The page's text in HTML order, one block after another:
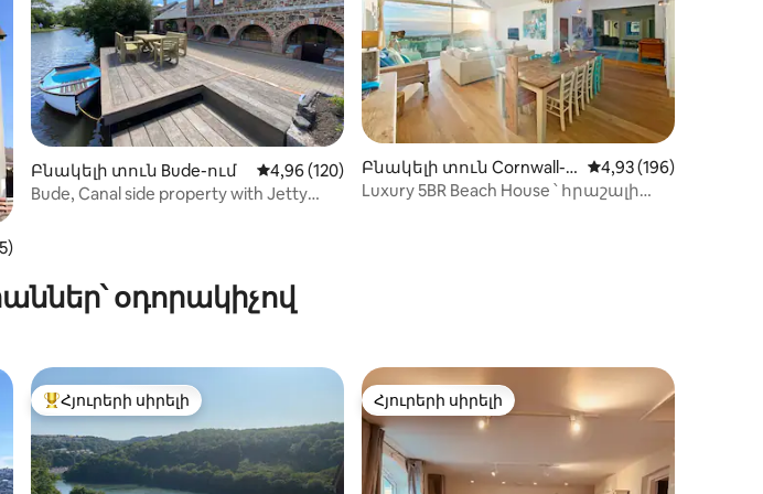
5-ից 4,92, 155 կարծիք
Բնակելի տուն Bude-ում Միջին վարկանիշը՝ 5-ից 4,96, 120 կարծիք
4,96 (120)
Bude, Canal side property with Jetty
Բնակելի տուն Cornwall-ո
ւմ
Միջին վարկանիշը՝
4,93 (196)
Luxury 5BR Beach House ՝ հրաշալի
օդորակիչով
Հյուրերի սիրելի լավագույն տները
Հյուրերի սիրելի Հյուրերի սիրելի
Հյուրերի սիրելի